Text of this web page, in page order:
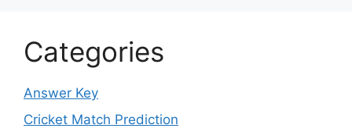
Categories
Answer Key
Cricket Match Prediction